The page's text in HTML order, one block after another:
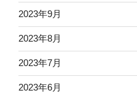
2023年9月
2023年8月
2023年7月
2023年6月